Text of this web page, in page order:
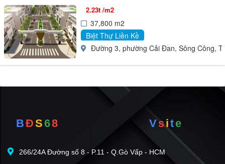
Doanh nghiệp không ngừng nâng cao chất lượng, năng suất, mở
rộng và duy trì thị trường sản phẩm của mình trong nước và thế
giới; đầu tư thiết bị mới, đưa những công nghệ mới và áp dụng để
đáp ứng nhu cầu sản phẩm chất lượng cao và phong phú. Hơn 10
năm qua, doanh nghiệp hoạt động hiệu quả, mức tăng trưởng
2.23t /m2
37,800 m2
Biệt Thự Liền Kề
Đường 3, phường Cải Đan, Sông Công,
BĐS68 Vsite
266/24A Đường số 8 - P.11 - Q.Gò Vấp - HCM